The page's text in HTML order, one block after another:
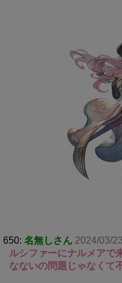
650: 名無しさん 2024/03/
ルシファーにナルメアで
なないの問題じゃなくて